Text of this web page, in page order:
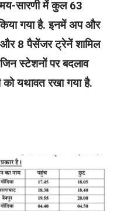
सारणी में कुल 63
गया है. इनमें अप और
8 पैसेंजर ट्रेनें शामिल
स्टेशनों पर बदलाव
यथावत रखा गया है.